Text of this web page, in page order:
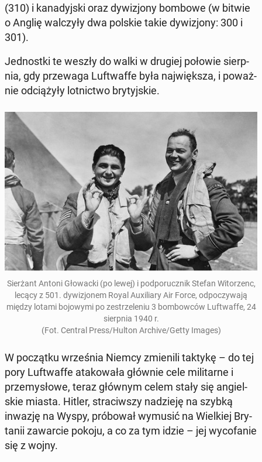
(310) i ka­na­dyj­ski oraz dy­wi­zjo­ny bombowe (w bitwie
o Anglię wal­czy­ły dwa polskie takie dy­wi­zjo­ny: 300 i
301).
Jed­nost­ki te weszły do walki w drugiej połowie sierp­
nia, gdy prze­wa­ga Luft­waf­fe była naj­więk­sza, i po­waż­
nie od­cią­ży­ły lot­nic­two bry­tyj­skie.
Sier­żant Antoni Gło­wac­ki (po lewej) i pod­po­rucz­nik Stefan Wi­to­rzenc,
lecący z 501. dy­wi­zjo­nem Royal Au­xi­lia­ry Air Force, od­po­czy­wa­ją
między lotami bo­jo­wy­mi po ze­strze­le­niu 3 bom­bow­ców Luft­waf­fe, 24
sierp­nia 1940 r.
(Fot. Central Press/Hulton Archive/Getty Images)
W po­cząt­ku wrze­śnia Niemcy zmie­ni­li taktykę – do tej
pory Luft­waf­fe ata­ko­wa­ła głównie cele mi­li­tar­ne i
prze­my­sło­we, teraz głównym celem stały się an­giel­
skie miasta. Hitler, stra­ciw­szy na­dzie­ję na szybką
inwazję na Wyspy, pró­bo­wał wymusić na Wiel­kiej Bry­
ta­nii za­war­cie pokoju, a co za tym idzie – jej wy­co­fa­nie
się z wojny.